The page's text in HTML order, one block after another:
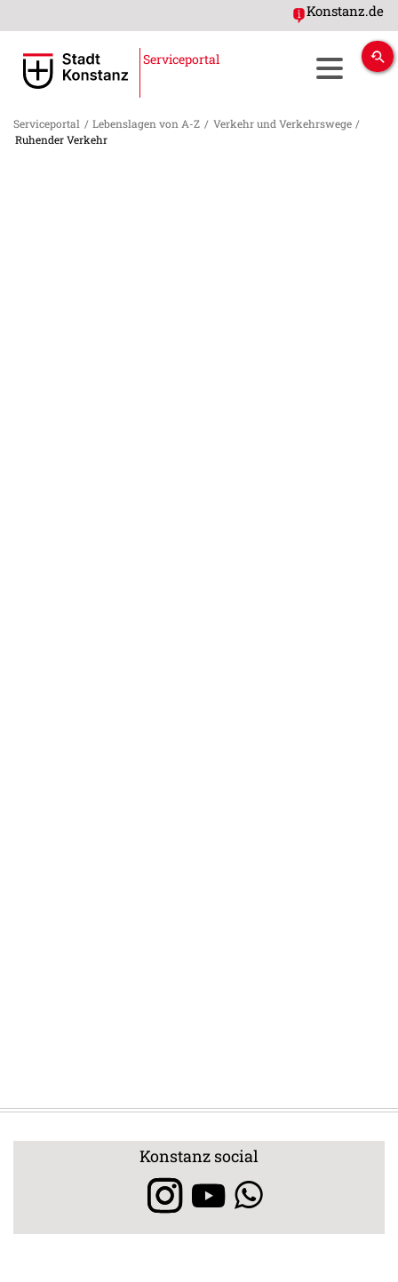
Konstanz.de
Serviceportal
Serviceportal / Lebenslagen von A-Z / Verkehr und Verkehrswege /
Ruhender Verkehr
Konstanz social